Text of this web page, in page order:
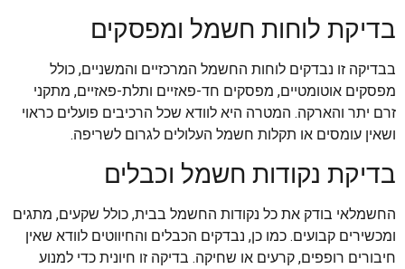
בדיקת לוחות חשמל ומפסקים
בבדיקה זו נבדקים לוחות החשמל המרכזיים והמשניים, כולל
מפסקים אוטומטיים, מפסקים חד-פאזיים ותלת-פאזיים, מתקני
זרם יתר והארקה. המטרה היא לוודא שכל הרכיבים פועלים כראוי
ושאין עומסים או תקלות חשמל העלולים לגרום לשריפה.
בדיקת נקודות חשמל וכבלים
החשמלאי בודק את כל נקודות החשמל בבית, כולל שקעים, מתגים
ומכשירים קבועים. כמו כן, נבדקים הכבלים והחיווטים לוודא שאין
חיבורים רופפים, קרעים או שחיקה. בדיקה זו חיונית כדי למנוע